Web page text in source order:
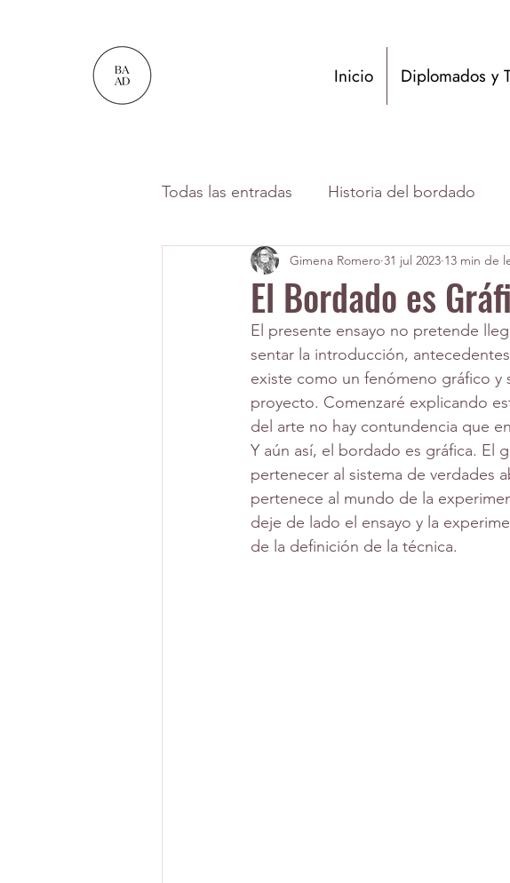
Inicio Diplomados y
Todas las entradas Historia del bordado
Por Gabriela González-Casanova por
Texto publicado por alumna de BAAD
Proyectos de grado por cófrade
El Bordado es
Gimena Romero 31 jul 2023 13 min de
El presente ensayo no pretende
sentar la introducción,
existe como un fenómeno gráfico
proyecto. Comenzaré explicando
del arte no hay contundencia que
Y aún así, el bordado es gráfica. El
pertenecer al sistema de verdades
pertenece al mundo de la
deje de lado el ensayo y la
de la definición de la técnica.